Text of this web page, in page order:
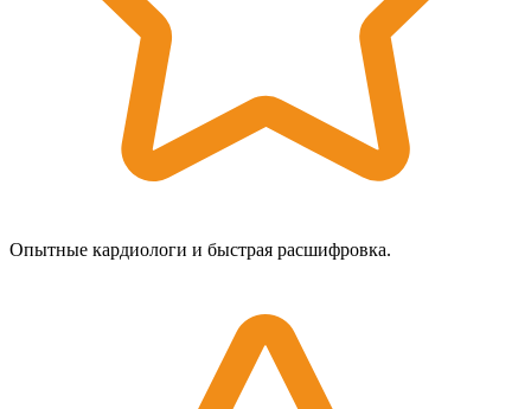
Опытные кардиологи и быстрая расшифровка.